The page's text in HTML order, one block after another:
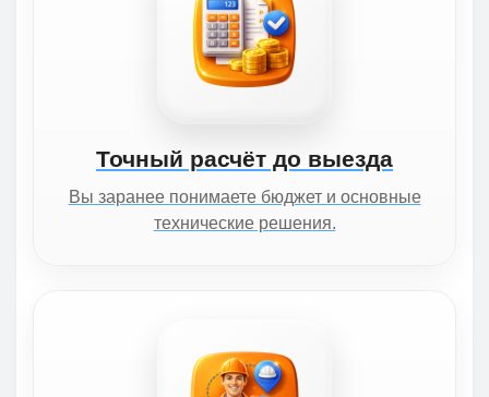
Точный расчёт до выезда
Вы заранее понимаете бюджет и основные
технические решения.